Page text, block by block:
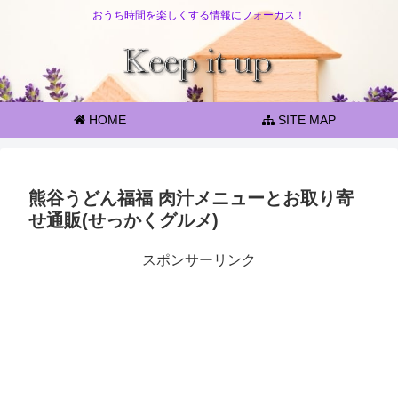
おうち時間を楽しくする情報にフォーカス！
HOME SITE MAP
熊谷うどん福福 肉汁メニューとお取り寄
せ通販(せっかくグルメ)
スポンサーリンク